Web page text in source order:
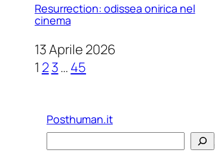
Resurrection: odissea onirica nel
cinema
13 Aprile 2026
1 23… 45
Posthuman.it